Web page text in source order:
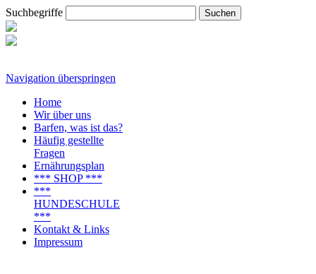
Suchbegriffe
Navigation überspringen
Home
Wir über uns
Barfen, was ist das?
Häufig gestellte
Fragen
Ernährungsplan
*** SHOP ***
***
HUNDESCHULE
***
Kontakt & Links
Impressum